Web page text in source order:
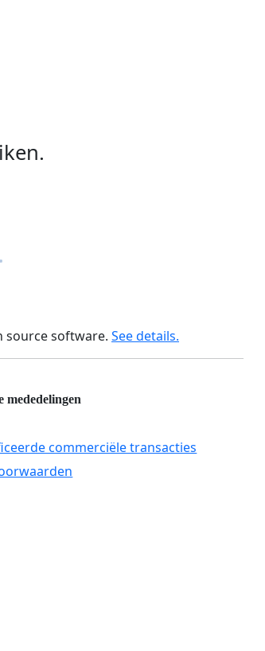
source software. See details.
mededelingen
commerciële transacties